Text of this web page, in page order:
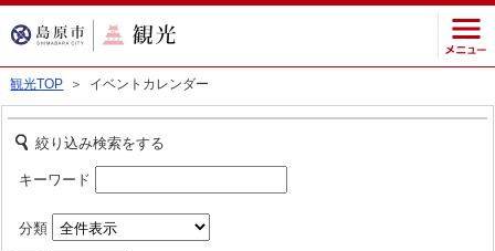
観光TOP ＞ イベントカレンダー
絞り込み検索をする
キーワード
分類